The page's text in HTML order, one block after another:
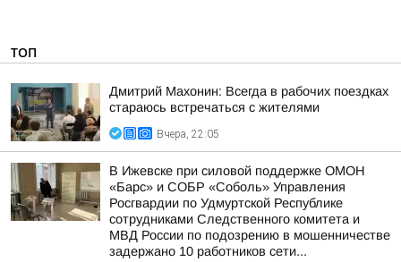
ТОП
Дмитрий Махонин: Всегда в рабочих поездках
стараюсь встречаться с жителями
Вчера, 22:05
В Ижевске при силовой поддержке ОМОН
«Барс» и СОБР «Соболь» Управления
Росгвардии по Удмуртской Республике
сотрудниками Следственного комитета и
МВД России по подозрению в мошенничестве
задержано 10 работников сети...